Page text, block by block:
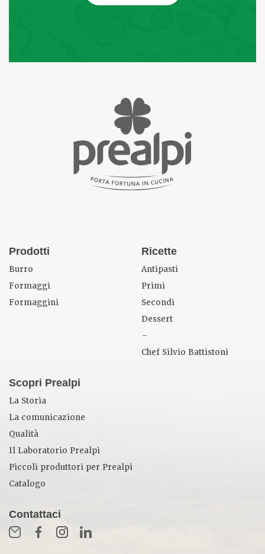
Prodotti
Burro
Formaggi
Formaggini
Ricette
Antipasti
Primi
Secondi
Dessert
–
Chef Silvio Battistoni
Scopri Prealpi
La Storia
La comunicazione
Qualità
Il Laboratorio Prealpi
Piccoli produttori per Prealpi
Catalogo
Contattaci